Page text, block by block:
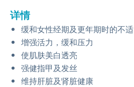
详情
缓和女性经期及更年期时的不适
增强活力，缓和压力
使肌肤美白透亮
强健指甲及发丝
维持肝脏及肾脏健康